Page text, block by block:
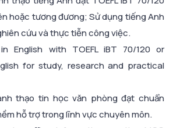
hoặc tương đương; Sử dụng tiếng Anh
cứu và thực tiễn công việc.
English with TOEFL iBT 70/120 or
for study, research and practical
thạo tin học văn phòng đạt chuẩn
hỗ trợ trong lĩnh vực chuyên môn.